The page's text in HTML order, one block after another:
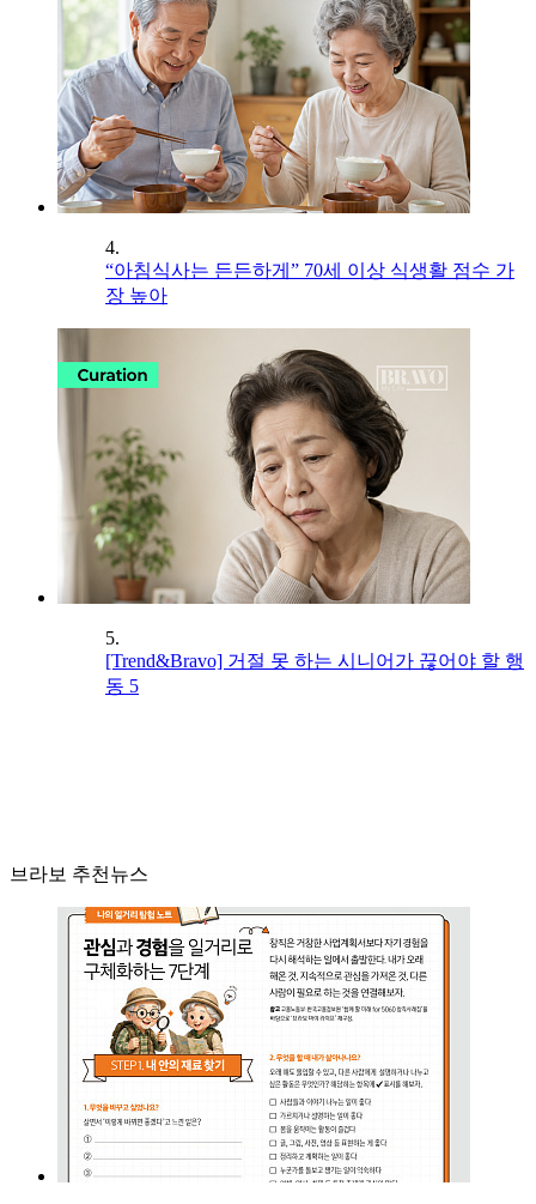
4.
“아침식사는 든든하게” 70세 이상 식생활 점수 가
장 높아
5.
[Trend&Bravo] 거절 못 하는 시니어가 끊어야 할 행
동 5
브라보 추천뉴스